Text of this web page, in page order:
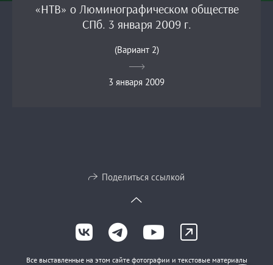
«НТВ» о Люминографическом обществе
СПб. 3 января 2009 г.
(Вариант 2)
3 января 2009
Поделиться ссылкой
Все выставленные на этом сайте фотографии и текстовые материалы